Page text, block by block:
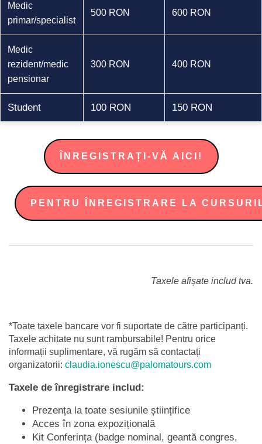
Medic
primar/specialist
500 RON 600 RON
Medic
rezident/medic
pensionar
300 RON 400 RON
Student 100 RON 150 RON
ÎNREGISTRAȚI-VĂ AICI!
PENTRU ÎNREGISTRARE LA
Taxele afișate includ tva.
*Toate taxele bancare vor fi suportate de către participanți.
Taxele achitate nu sunt rambursabile! Pentru orice
informații suplimentare, vă rugăm să contactați
organizatorii: claudia.ionescu@palomatours.com
Taxele de înregistrare includ:
Prezența la toate sesiunile științifice
Acces în zona expozițională
Kit Conferința (badge nominal, geantă congres,